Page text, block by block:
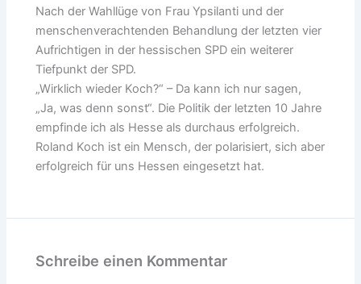
Nach der Wahllüge von Frau Ypsilanti und der
menschenverachtenden Behandlung der letzten vier
Aufrichtigen in der hessischen SPD ein weiterer
Tiefpunkt der SPD.
„Wirklich wieder Koch?“ – Da kann ich nur sagen,
„Ja, was denn sonst“. Die Politik der letzten 10 Jahre
empfinde ich als Hesse als durchaus erfolgreich.
Roland Koch ist ein Mensch, der polarisiert, sich aber
erfolgreich für uns Hessen eingesetzt hat.
Schreibe einen Kommentar